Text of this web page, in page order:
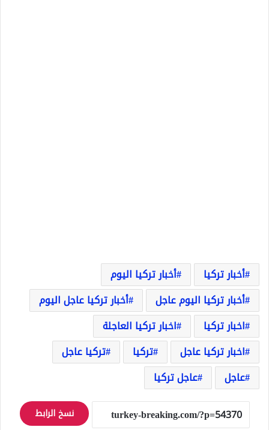
أخبار تركيا
أخبار تركيا اليوم
أخبار تركيا اليوم عاجل
أخبار تركيا عاجل اليوم
اخبار تركيا
اخبار تركيا العاجلة
اخبار تركيا عاجل
تركيا
تركيا عاجل
عاجل
عاجل تركيا
نسخ الرابط